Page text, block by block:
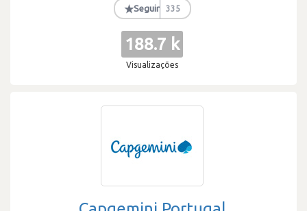
★Seguir 335
188.7 k
Visualizações